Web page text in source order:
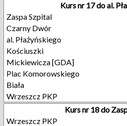
Kurs nr 17 do al.
Zaspa Szpital
Czarny Dwór
al. Płażyńskiego
Kościuszki
Mickiewicza [GDA]
Plac Komorowskiego
Biała
Wrzeszcz PKP
Kurs nr 18 do
Wrzeszcz PKP